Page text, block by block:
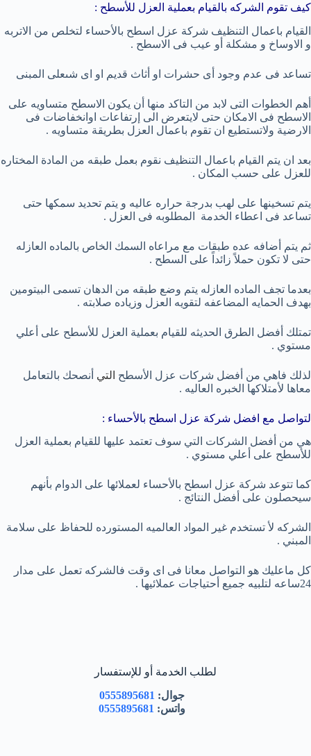
كيف تقوم الشركه بالقيام بعملية العزل للأسطح :
القيام باعمال التنظيف شركة عزل اسطح بالأحساء لتخلص من الاتربه
و الاوساخ و مشكلة أو عيب فى الاسطح .
تساعد فى عدم وجود أى حشرات او أثاث قديم او اى شىعلى المبنى
أهم الخطوات التى لابد من التاكد منها أن يكون الاسطح متساويه على
الاسطح فى الامكان حتى لايتعرض الى إرتفاعات اوانخفاضات فى
الارضية ولاتستطيع ان تقوم باعمال العزل بطريقة متساويه .
بعد ان يتم القيام باعمال التنظيف نقوم بعمل طبقه من المادة المختاره
للعزل على حسب المكان .
يتم تسخينها على لهب بدرجة حراره عاليه و يتم تحديد سمكها حتى
تساعد فى اعطاء الخدمة المطلوبه فى العزل .
ثم يتم أضافه عده طبقات مع مراعاه السمك الخاص بالماده العازله
حتى لا تكون حملاً زائداً على السطح .
بعدما تجف الماده العازله يتم وضع طبقه من الدهان تسمى البيتومين
بهدف الحمايه المضاعفه لتقويه العزل وزياده صلابته .
تمتلك أفضل الطرق الحديثه للقيام بعملية العزل للأسطح على أعلي
مستوي .
لذلك فاهي من أفضل شركات عزل الأسطح التي أنصحك بالتعامل
معاها لأمتلاكها الخبره العاليه .
لتواصل مع افضل شركة عزل اسطح بالأحساء :
هي من أفضل الشركات التي سوف تعتمد عليها للقيام بعملية العزل
للأسطح على أعلي مستوي .
كما تتوعد شركة عزل اسطح بالأحساء لعملائها على الدوام بأنهم
سيحصلون على أفضل النتائج .
الشركه لأ تستخدم غير المواد العالميه المستورده للحفاظ على سلامة
المبني .
كل ماعليك هو التواصل معانا فى اى وقت فالشركه تعمل على مدار
24ساعه لتلبيه جميع أحتياجات عملائيها .
لطلب الخدمة أو للإستفسار
جوال: 0555895681
واتس: 0555895681